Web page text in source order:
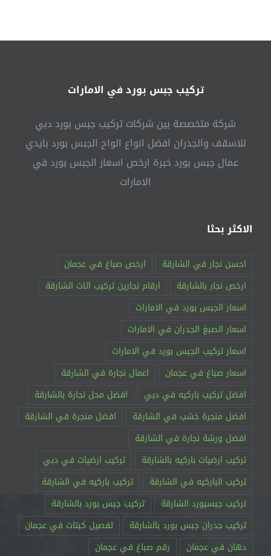
نجارة
تركيب جبس بورد في الامارات
شركة متخصصة بين شركات تركيب جبس بورد دبي
للاسقف والجدران افضل انواع الواح الجبس بورد بايدي
عمال جبس بورد خبرة ارخص اسعار الجبس بورد في
الامارات
الاكثر بحثا
احسن نجار في الشارقة
ارخص صباغ في عجمان
ارخص نجار بالشارقة
ارقام نجارين تركيب اثاث الشارقة
اسعار الجبس بورد في الامارات
اسعار الصبغ الجدران في الامارات
اسعار تركيب الجبس بورد في الامارات
اسعار صباغ في عجمان
اعمال نجارة في الشارقة
افضل تركيب باركيه في دبي
افضل محل نجارة بالشارقة
افضل منجرة خشب في الشارقة
افضل منجرة في الشارقة
افضل ورشة نجارة في الشارقة
تركيب ارضيات باركيه بالشارقة
تركيب ارضيات في دبي
تركيب الباركيه في الشارقة
تركيب باركيه في الشارقة
تركيب جبسبورد الشارقة
تركيب جبس بورد بالشارقة
تركيب جدران جبس بورد بالشارقة
تفصيل كبتات في عجمان
دهان في عجمان
رقم صباغ في عجمان